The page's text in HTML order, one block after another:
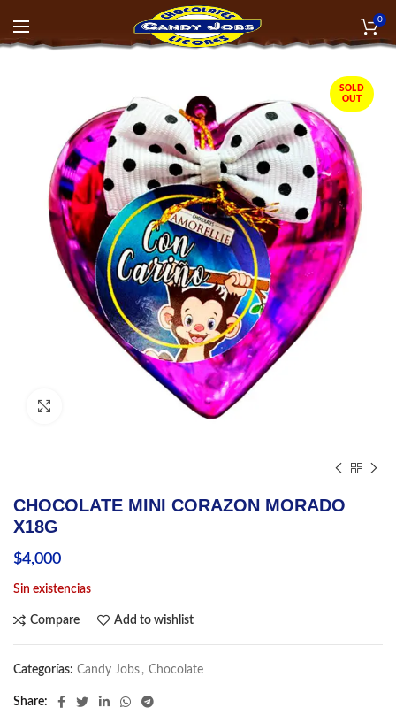
0
SOLD
OUT
CHOCOLATE MINI CORAZON MORADO
X18G
$4,000
Sin existencias
Compare Add to wishlist
Categorías: Candy Jobs , Chocolate
Share